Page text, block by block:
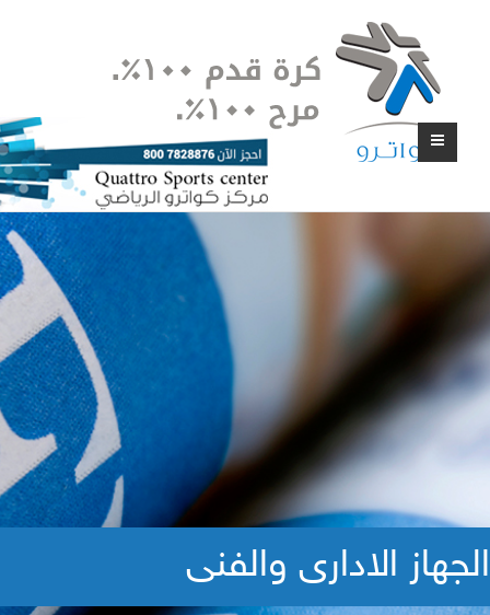
الجهاز الادارى والفنى